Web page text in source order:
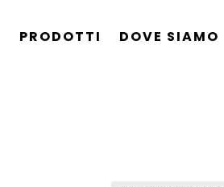
PRODOTTI DOVE SIAMO